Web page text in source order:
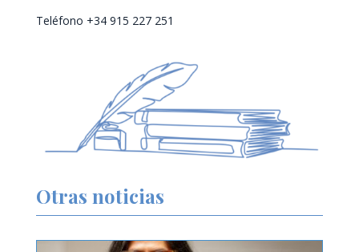
Teléfono +34 915 227 251
Otras noticias